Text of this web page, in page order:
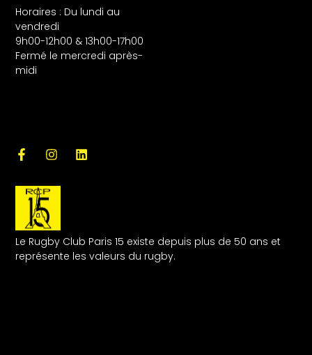
Le Rugby Club Paris 15 existe depuis plus de 50 ans et
représente les valeurs du rugby.
Horaires : Du lundi au
vendredi
9h00-12h00 & 13h00-17h00
Fermé le mercredi après-
midi